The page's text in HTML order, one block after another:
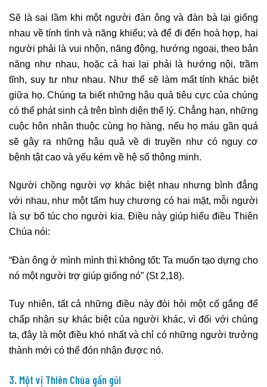
Sẽ là sai lầm khi một người đàn ông và đàn bà lại giống
nhau về tính tình và năng khiếu; và để đi đến hoà hợp, hai
người phải là vui nhộn, năng động, hướng ngoại, theo bản
năng như nhau, hoặc cả hai lại phải là hướng nội, trầm
tĩnh, suy tư như nhau. Như thế sẽ làm mất tính khác biệt
giữa họ. Chúng ta biết những hậu quả tiêu cực của chúng
có thể phát sinh cả trên bình diện thể lý. Chẳng hạn, những
cuộc hôn nhân thuộc cùng họ hàng, nếu họ máu gần quá
sẽ gây ra những hậu quả về di truyền như có nguy cơ
bệnh tật cao và yếu kém về hệ số thông minh.
Người chồng người vợ khác biệt nhau nhưng bình đẳng
với nhau, như một tấm huy chương có hai mặt, mỗi người
là sự bổ túc cho người kia. Điều này giúp hiểu điều Thiên
Chúa nói:
“Đàn ông ở mình mình thì không tốt: Ta muốn tạo dựng cho
nó một người trợ giúp giống nó” (St 2,18).
Tuy nhiên, tất cả những điều này đòi hỏi một cố gắng để
chấp nhận sự khác biệt của người khác, vì đối với chúng
ta, đây là một điều khó nhất và chỉ có những người trưởng
thành mới có thể đón nhận được nó.
3. Một vị Thiên Chúa gần gũi